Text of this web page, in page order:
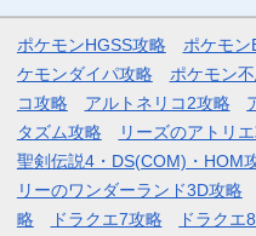
ポケモンHGSS攻略 ポケモン
ケモンダイパ攻略
ポケモン
コ攻略
アルトネリコ2攻略
タズム攻略
リーズのアトリ
聖剣伝説4・DS(COM)・HOM
リーのワンダーランド3D攻略
略
ドラクエ7攻略 ドラクエ